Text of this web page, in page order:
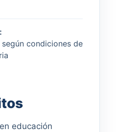
condiciones de
educación